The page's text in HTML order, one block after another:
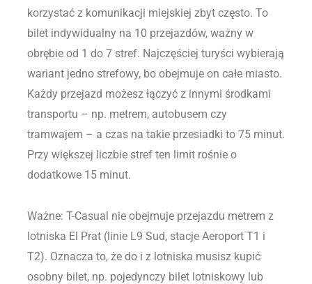
korzystać z komunikacji miejskiej zbyt często. To
bilet indywidualny na 10 przejazdów, ważny w
obrębie od 1 do 7 stref. Najczęściej turyści wybierają
wariant jedno strefowy, bo obejmuje on całe miasto.
Każdy przejazd możesz łączyć z innymi środkami
transportu – np. metrem, autobusem czy
tramwajem – a czas na takie przesiadki to 75 minut.
Przy większej liczbie stref ten limit rośnie o
dodatkowe 15 minut.
Ważne: T-Casual nie obejmuje przejazdu metrem z
lotniska El Prat (linie L9 Sud, stacje Aeroport T1 i
T2). Oznacza to, że do i z lotniska musisz kupić
osobny bilet, np. pojedynczy bilet lotniskowy lub